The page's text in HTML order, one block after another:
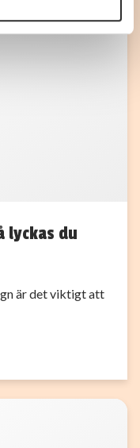
med.
lyckas du
är det viktigt att